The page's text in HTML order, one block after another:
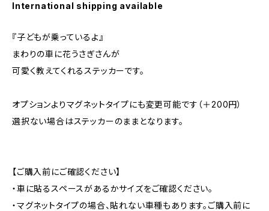
International shipping available
『子どもが乗っているよ』
まわりの車に花うさぎさんが
可愛く教えてくれるステッカーです。
オプションよりマグネットタイプにも変更可能です（＋200円）
選択ない場合はステッカーのままとなります。
【ご購入前にご確認ください】
・車に貼るスペースがあるかサイズをご確認ください。
・マグネットタイプの場合、貼れない車種もあります。ご購入前に